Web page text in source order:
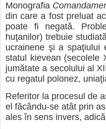
Monografia
din care a fost preluat
poate fi negată.
huţanilor) trebuie
ucrainene şi a
statul kievean (secolele
jumătate a secolului al
cu regatul polonez,
Referitor la procesul de
el făcându-se atât prin
ales în sens invers,